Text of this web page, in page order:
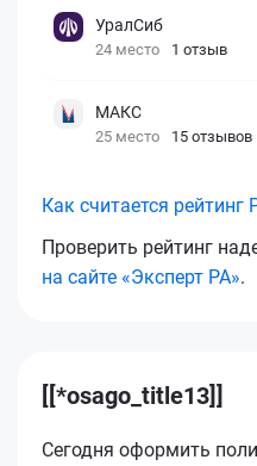
УралСиб
24 место 1 отзыв
МАКС
25 место 15 отзывов
Как считается рейтинг
Проверить рейтинг
на сайте «Эксперт РА».
[[*osago_title13]]
Сегодня оформить